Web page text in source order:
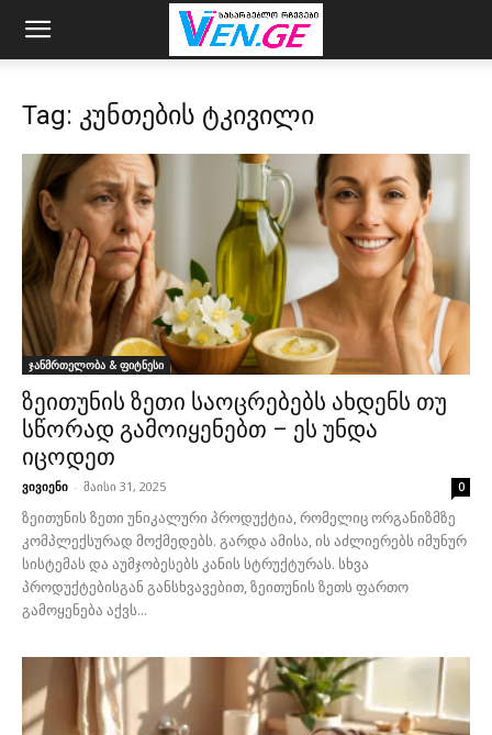
Tag: კუნთების ტკივილი
ჯანმრთელობა & ფიტნესი
ზეითუნის ზეთი საოცრებებს ახდენს თუ
სწორად გამოიყენებთ – ეს უნდა
იცოდეთ
ვივიენი - მაისი 31, 2025 0
ზეითუნის ზეთი უნიკალური პროდუქტია, რომელიც ორგანიზმზე
კომპლექსურად მოქმედებს. გარდა ამისა, ის აძლიერებს იმუნურ
სისტემას და აუმჯობესებს კანის სტრუქტურას. სხვა
პროდუქტებისგან განსხვავებით, ზეითუნის ზეთს ფართო
გამოყენება აქვს...